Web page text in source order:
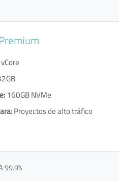
160GB NVMe
Proyectos de alto tráfico
99.9%